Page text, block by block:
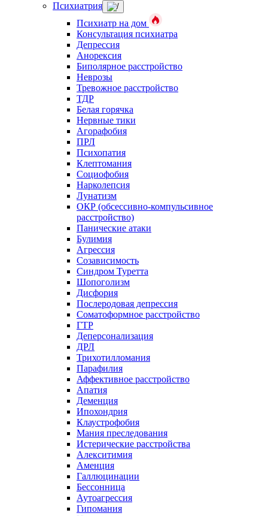
Психиатрия
Психиатр на дом
Консультация психиатра
Депрессия
Анорексия
Биполярное расстройство
Неврозы
Тревожное расстройство
ТДР
Белая горячка
Нервные тики
Агорафобия
ПРЛ
Психопатия
Клептомания
Социофобия
Нарколепсия
Лунатизм
ОКР (обсессивно-компульсивное
расстройство)
Панические атаки
Булимия
Агрессия
Созависимость
Синдром Туретта
Шопоголизм
Дисфория
Послеродовая депрессия
Соматоформное расстройство
ГТР
Деперсонализация
ДРЛ
Трихотилломания
Парафилия
Аффективное расстройство
Апатия
Деменция
Ипохондрия
Клаустрофобия
Мания преследования
Истерические расстройства
Алекситимия
Аменция
Галлюцинации
Бессонница
Аутоагрессия
Гипомания